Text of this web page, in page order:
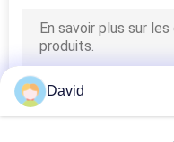
David